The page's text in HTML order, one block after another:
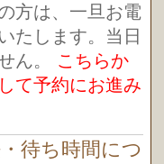
方は、一旦お電
たします。当日
ん。 こちらか
て予約にお進み
待ち時間につ